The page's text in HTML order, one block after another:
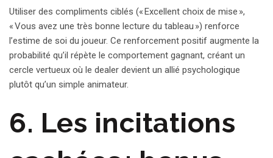
Utiliser des compliments ciblés (« Excellent choix de mise »,
« Vous avez une très bonne lecture du tableau ») renforce
l’estime de soi du joueur. Ce renforcement positif augmente la
probabilité qu’il répète le comportement gagnant, créant un
cercle vertueux où le dealer devient un allié psychologique
plutôt qu’un simple animateur.
6. Les incitations